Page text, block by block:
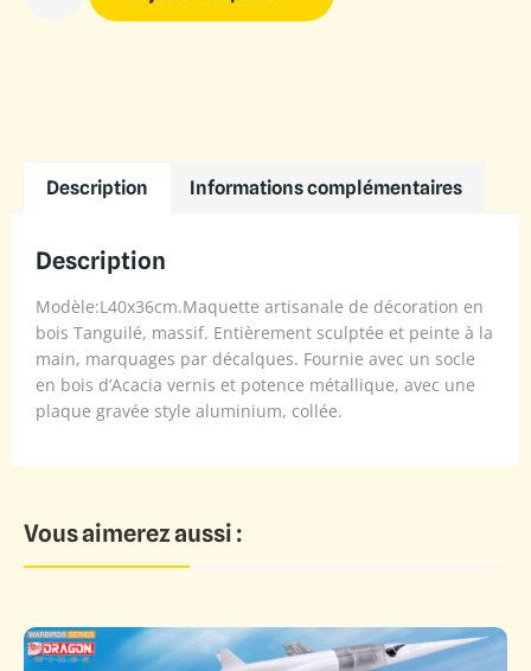
Description Informations complémentaires
Description
Modèle:L40x36cm.Maquette artisanale de décoration en
bois Tanguilé, massif. Entièrement sculptée et peinte à la
main, marquages par décalques. Fournie avec un socle
en bois d’Acacia vernis et potence métallique, avec une
plaque gravée style aluminium, collée.
Vous aimerez aussi :